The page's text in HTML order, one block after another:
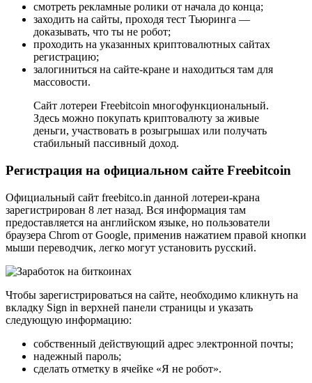
смотреть рекламные ролики от начала до конца;
заходить на сайты, проходя тест Тьюринга —
доказывать, что ты не робот;
проходить на указанных криптовалютных сайтах
регистрацию;
залогиниться на сайте-кране и находиться там для
массовости.
Сайт лотереи Freebitcoin многофункциональный.
Здесь можно покупать криптовалюту за живые
деньги, участвовать в розыгрышах или получать
стабильный пассивный доход.
Регистрация на официальном сайте Freebitcoin
Официальный сайт freebitco.in данной лотереи-крана
зарегистрирован 8 лет назад. Вся информация там
предоставляется на английском языке, но пользователи
браузера Chrom от Google, применив нажатием правой кнопки
мыши переводчик, легко могут установить русский.
Чтобы зарегистрироваться на сайте, необходимо кликнуть на
вкладку Sign in верхней панели страницы и указать
следующую информацию:
собственный действующий адрес электронной почты;
надежный пароль;
сделать отметку в ячейке «Я не робот».